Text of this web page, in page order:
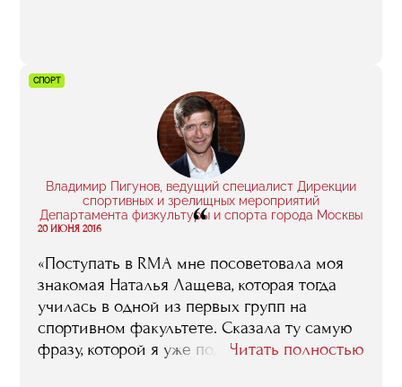
СПОРТ
Владимир Пигунов, ведущий специалист Дирекции
спортивных и зрелищных мероприятий
Департамента физкультуры и спорта города Москвы
“
20 ИЮНЯ 2016
«Поступать в RMA мне посоветовала моя
знакомая Наталья Лащева, которая тогда
училась в одной из первых групп на
спортивном факультете. Сказала ту самую
фразу, которой я уже поделился: мол,
Читать полностью